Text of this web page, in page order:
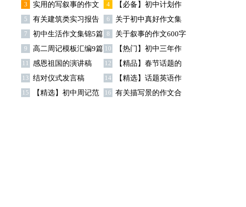
汇编九篇
集七篇
3
实用的写叙事的作文
汇编四篇
4
【必备】初中计划作
文集合五篇
5
有关建筑类实习报告
模板集锦九篇
6
关于初中真好作文集
锦七篇
7 初中生活作文集锦5篇 8
关于叙事的作文600字
合集5篇
9 高二周记模板汇编9篇 10
【热门】初中三年作
文汇总十篇
11 感恩祖国的演讲稿 12
【精品】春节话题的
作文集锦8篇
13 结对仪式发言稿 14
【精选】话题英语作
文集合7篇
15
【精选】初中周记范
16 有关描写景的作文合